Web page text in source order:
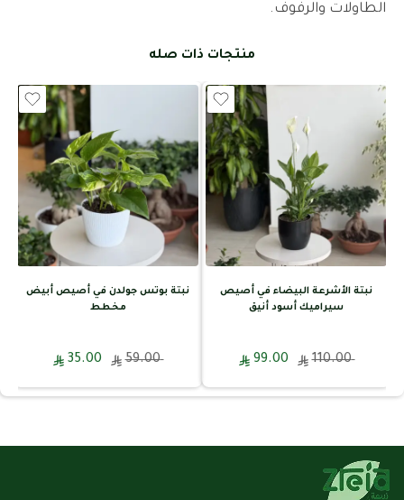
الطاولات والرفوف.
منتجات ذات صله
نبتة الأشرعة البيضاء في أصيص
سيراميك أسود أنيق
110.00
99.00
نبتة بوتس جولدن في أصيص أبيض
مخطط
59.00
35.00